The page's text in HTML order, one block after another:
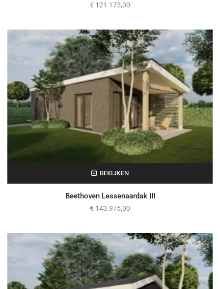
€ 121.175,00
BEKIJKEN
Beethoven Lessenaardak III
€ 143.975,00